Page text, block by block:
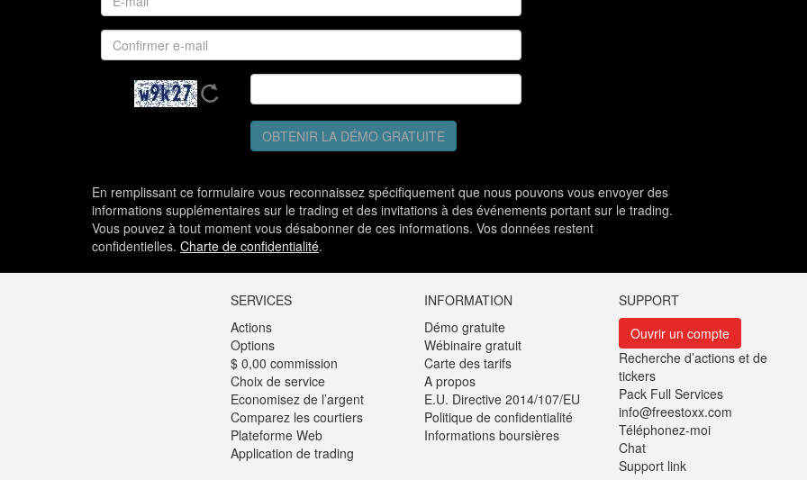
OBTENIR LA DÉMO GRATUITE
En remplissant ce formulaire vous reconnaissez spécifiquement que nous pouvons vous envoyer des
informations supplémentaires sur le trading et des invitations à des événements portant sur le trading.
Vous pouvez à tout moment vous désabonner de ces informations. Vos données restent
confidentielles. Charte de confidentialité.
SERVICES
Actions
Options
$ 0,00 commission
Choix de service
Economisez de l’argent
Comparez les courtiers
Plateforme Web
Application de trading
INFORMATION
Démo gratuite
Wébinaire gratuit
Carte des tarifs
A propos
E.U. Directive 2014/107/EU
Politique de confidentialité
Informations boursières
SUPPORT
Ouvrir un compte
Recherche d’actions et de
tickers
Pack Full Services
info@freestoxx.com
Téléphonez-moi
Chat
Support link